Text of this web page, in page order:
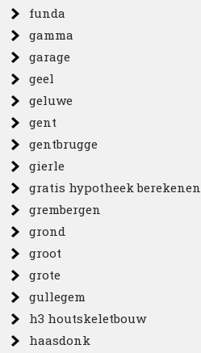
funda
gamma
garage
geel
geluwe
gent
gentbrugge
gierle
gratis hypotheek berekenen
grembergen
grond
groot
grote
gullegem
h3 houtskeletbouw
haasdonk